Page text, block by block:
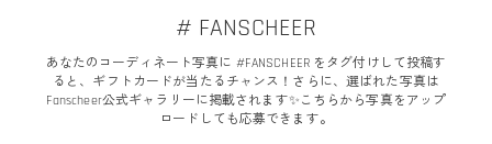
# FANSCHEER
あなたのコーディネート写真に #FANSCHEER をタグ付けして投稿す
ると、ギフトカードが当たるチャンス！さらに、選ばれた写真は
Fanscheer公式ギャラリーに掲載されます✨こちらから写真をアップ
ロードしても応募できます。